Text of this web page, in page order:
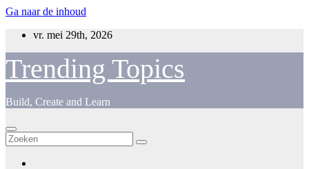
Ga naar de inhoud
vr. mei 29th, 2026
Trending Topics
Build, Create and Learn